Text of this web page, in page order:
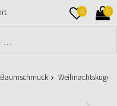
0 0
Baumschmuck